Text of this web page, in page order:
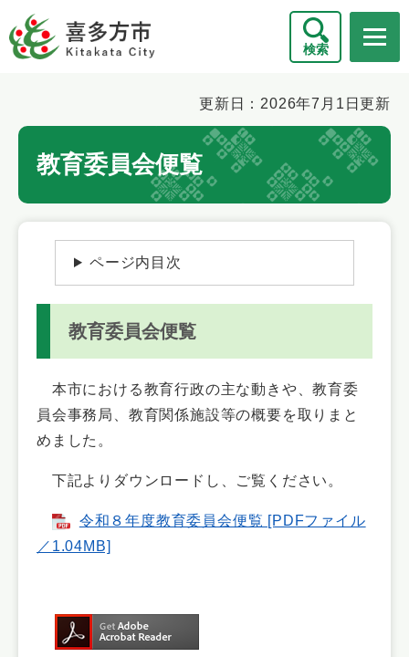
ー
ジ
検索
文
更新日：2026年7月1日更新
教育委員会便覧
ページ内目次
教育委員会便覧
本市における教育行政の主な動きや、教育委
員会事務局、教育関係施設等の概要を取りまと
めました。
下記よりダウンロードし、ご覧ください。
令和８年度教育委員会便覧 [PDFファイル
／1.04MB]